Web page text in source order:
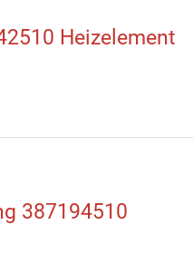
Heizelement
387194510